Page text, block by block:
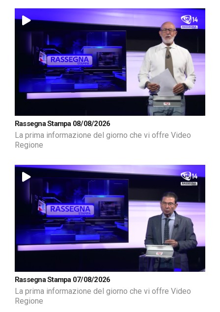
Rassegna Stampa 08/08/2026
La prima informazione del giorno che vi offre Video
Regione
Rassegna Stampa 07/08/2026
La prima informazione del giorno che vi offre Video
Regione